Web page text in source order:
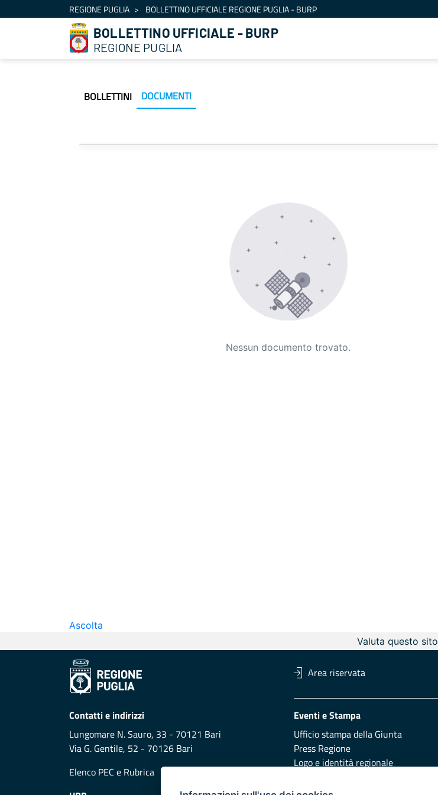
Salta al contenutoREGIONE PUGLIA BOLLETTINO UFFICIALE REGIONE PUGLIA - BURP
BOLLETTINO UFFICIALE - BURP
REGIONE PUGLIA
BOLLETTINI DOCUMENTI
Nessun documento trovato.
Ascolta
Valuta questo sito
Area riservata
Contatti e indirizzi
Lungomare N. Sauro, 33 - 70121 Bari
Via G. Gentile, 52 - 70126 Bari
Elenco PEC e Rubrica
Eventi e Stampa
Ufficio stampa della Giunta
Press Regione
Logo e identità regionale